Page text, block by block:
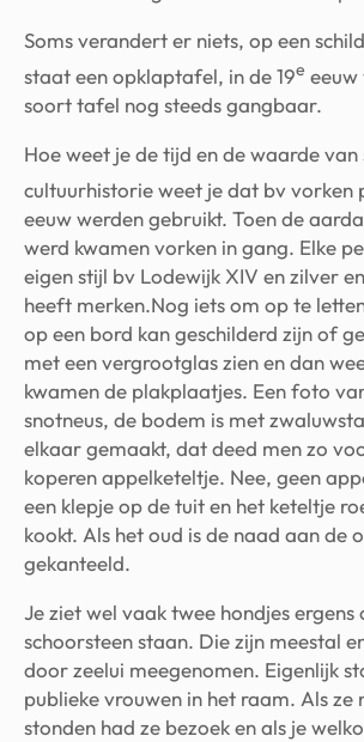
Soms verandert er niets, op een
staat een opklaptafel, in de 19e eeuw
soort tafel nog steeds gangbaar.
Hoe weet je de tijd en de waarde van
cultuurhistorie weet je dat bv vorken
eeuw werden gebruikt. Toen de
werd kwamen vorken in gang. Elke
eigen stijl bv Lodewijk XIV en zilver
heeft merken.Nog iets om op te
op een bord kan geschilderd zijn of
met een vergrootglas zien en dan
kwamen de plakplaatjes. Een foto
snotneus, de bodem is met
elkaar gemaakt, dat deed men zo
koperen appelketeltje. Nee, geen
een klepje op de tuit en het keteltje
kookt. Als het oud is de naad aan de
gekanteeld.
Je ziet wel vaak twee hondjes ergens
schoorsteen staan. Die zijn meestal
door zeelui meegenomen. Eigenlijk
publieke vrouwen in het raam. Als
stonden had ze bezoek en als je